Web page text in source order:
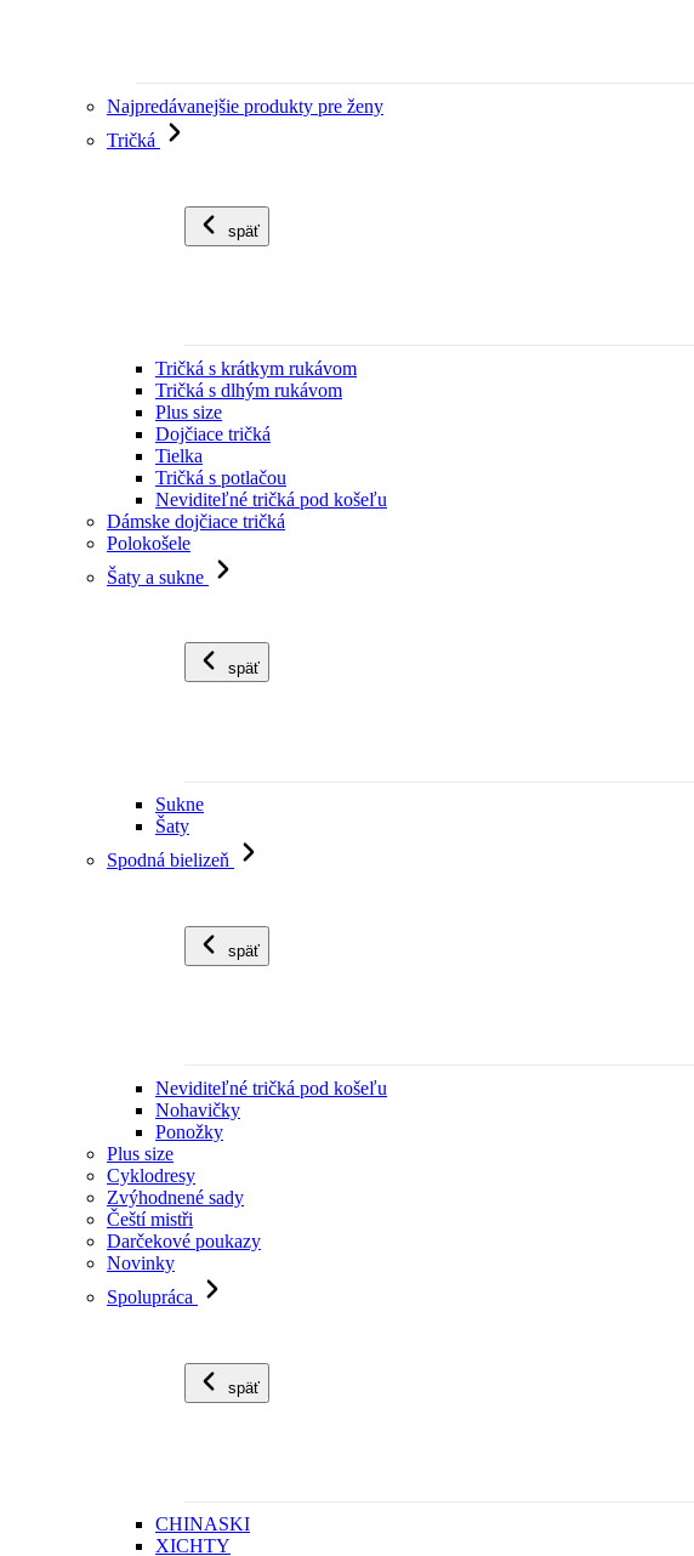
Najpredávanejšie produkty pre ženy
Tričká
späť
Tričká s krátkym rukávom
Tričká s dlhým rukávom
Plus size
Dojčiace tričká
Tielka
Tričká s potlačou
Neviditeľné tričká pod košeľu
Dámske dojčiace tričká
Polokošele
Šaty a sukne
späť
Sukne
Šaty
Spodná bielizeň
späť
Neviditeľné tričká pod košeľu
Nohavičky
Ponožky
Plus size
Cyklodresy
Zvýhodnené sady
Čeští mistři
Darčekové poukazy
Novinky
Spolupráca
späť
CHINASKI
XICHTY